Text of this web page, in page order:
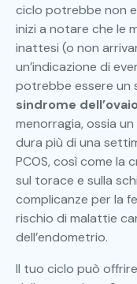
ciclo potrebbe non
inizi a notare che le
inattesi (o non
un’indicazione di
potrebbe essere un
sindrome
menorragia, ossia
dura più di una
PCOS, così come la
sul torace e sulla
complicanze per la
rischio di malattie
dell’endometrio.
Il tuo ciclo può